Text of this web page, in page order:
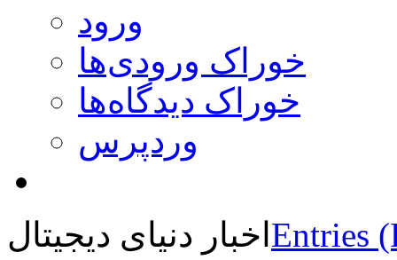
ورود
خوراک ورودی‌ها
خوراک دیدگاه‌ها
وردپرس
اخبار دنیای دیجیتال Entries